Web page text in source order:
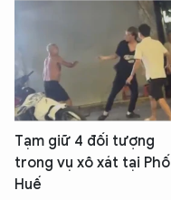
Tạm giữ 4 đối tượng
trong vụ xô xát tại Phố
Huế